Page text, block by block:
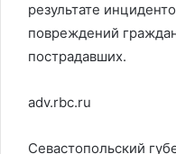
результате
повреждений
пострадавших.
adv.rbc.ru
Севастопольский